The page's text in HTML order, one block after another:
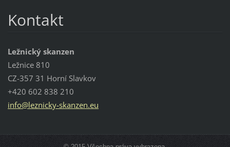
Kontakt
Ležnický skanzen
Ležnice 810
CZ-357 31 Horní Slavkov
+420 602 838 210
info@leznicky-skanzen.eu